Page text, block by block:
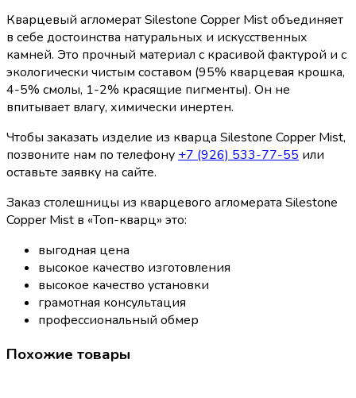
Кварцевый агломерат Silestone Copper Mist объединяет
в себе достоинства натуральных и искусственных
камней. Это прочный материал с красивой фактурой и с
экологически чистым составом (95% кварцевая крошка,
4-5% смолы, 1-2% красящие пигменты). Он не
впитывает влагу, химически инертен.
Чтобы заказать изделие из кварца Silestone Copper Mist,
позвоните нам по телефону +7 (926) 533-77-55 или
оставьте заявку на сайте.
Заказ столешницы из кварцевого агломерата Silestone
Copper Mist в «Топ-кварц» это:
выгодная цена
высокое качество изготовления
высокое качество установки
грамотная консультация
профессиональный обмер
Похожие товары